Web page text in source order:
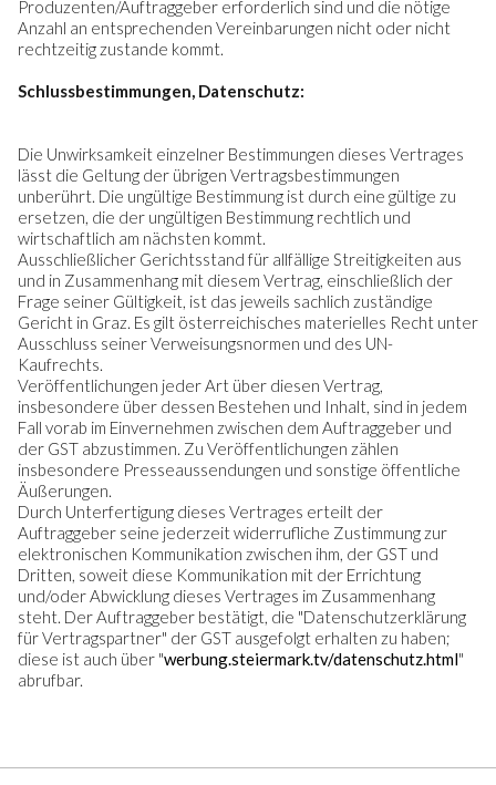
Produzenten/Auftraggeber erforderlich sind und die nötige
Anzahl an entsprechenden Vereinbarungen nicht oder nicht
rechtzeitig zustande kommt.
Schlussbestimmungen, Datenschutz:
Die Unwirksamkeit einzelner Bestimmungen dieses Vertrages
lässt die Geltung der übrigen Vertragsbestimmungen
unberührt. Die ungültige Bestimmung ist durch eine gültige zu
ersetzen, die der ungültigen Bestimmung rechtlich und
wirtschaftlich am nächsten kommt.
Ausschließlicher Gerichtsstand für allfällige Streitigkeiten aus
und in Zusammenhang mit diesem Vertrag, einschließlich der
Frage seiner Gültigkeit, ist das jeweils sachlich zuständige
Gericht in Graz. Es gilt österreichisches materielles Recht unter
Ausschluss seiner Verweisungsnormen und des UN-
Kaufrechts.
Veröffentlichungen jeder Art über diesen Vertrag,
insbesondere über dessen Bestehen und Inhalt, sind in jedem
Fall vorab im Einvernehmen zwischen dem Auftraggeber und
der GST abzustimmen. Zu Veröffentlichungen zählen
insbesondere Presseaussendungen und sonstige öffentliche
Äußerungen.
Durch Unterfertigung dieses Vertrages erteilt der
Auftraggeber seine jederzeit widerrufliche Zustimmung zur
elektronischen Kommunikation zwischen ihm, der GST und
Dritten, soweit diese Kommunikation mit der Errichtung
und/oder Abwicklung dieses Vertrages im Zusammenhang
steht. Der Auftraggeber bestätigt, die "Datenschutzerklärung
für Vertragspartner" der GST ausgefolgt erhalten zu haben;
diese ist auch über "werbung.steiermark.tv/datenschutz.html"
abrufbar.